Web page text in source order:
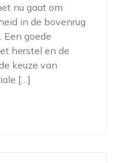
nu gaat om
in de bovenrug
Een goede
herstel en de
keuze van
[…]